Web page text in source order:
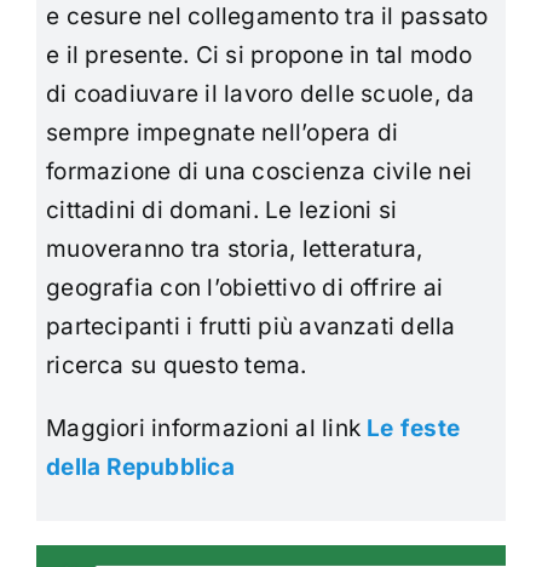
e cesure nel collegamento tra il passato
e il presente. Ci si propone in tal modo
di coadiuvare il lavoro delle scuole, da
sempre impegnate nell’opera di
formazione di una coscienza civile nei
cittadini di domani. Le lezioni si
muoveranno tra storia, letteratura,
geografia con l’obiettivo di offrire ai
partecipanti i frutti più avanzati della
ricerca su questo tema.
Maggiori informazioni al link Le feste
della Repubblica